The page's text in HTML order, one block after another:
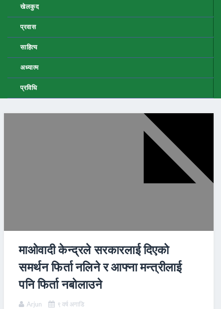
खेलकुद
प्रवास
साहित्य
अध्यात्म
प्रविधि
माओवादी केन्द्रले सरकारलाई दिएको
समर्थन फिर्ता नलिने र आफ्ना मन्त्रीलाई
पनि फिर्ता नबोलाउने
Arjun ९ वर्ष अगाडि